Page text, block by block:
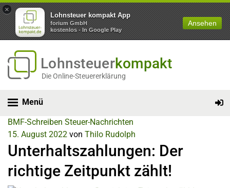
×
Lohnsteuer kompakt App
forium GmbH
kostenlos - In Google Play
Ansehen
Lohnsteuerkompakt
Die Online-Steuererklärung
Menü
BMF-Schreiben Steuer-Nachrichten
15. August 2022 von Thilo Rudolph
Unterhaltszahlungen: Der
richtige Zeitpunkt zählt!